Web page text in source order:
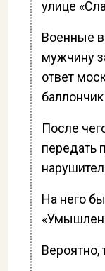
улице
Военные
мужчину
ответ
После
передать
На него
Вероятно,